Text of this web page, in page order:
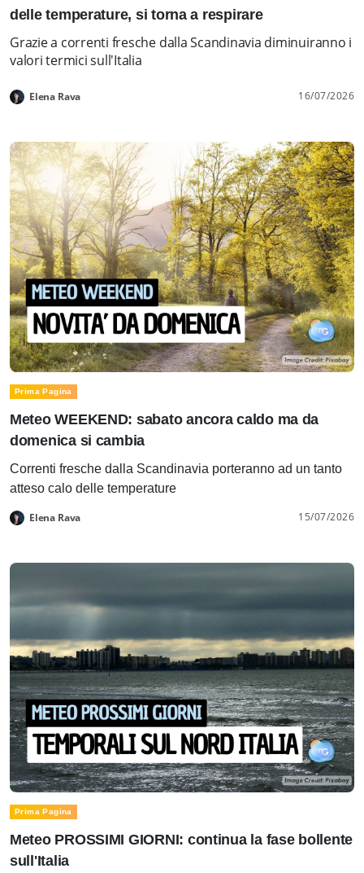
delle temperature, si torna a respirare
Grazie a correnti fresche dalla Scandinavia diminuiranno i
valori termici sull'Italia
Elena Rava 16/07/2026
Prima Pagina
Meteo WEEKEND: sabato ancora caldo ma da
domenica si cambia
Correnti fresche dalla Scandinavia porteranno ad un tanto
atteso calo delle temperature
Elena Rava 15/07/2026
Prima Pagina
Meteo PROSSIMI GIORNI: continua la fase bollente
sull'Italia